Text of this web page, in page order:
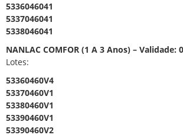
5336046041
5337046041
5338046041
NANLAC COMFOR (1 A 3 Anos) – Validade:
Lotes:
53360460V4
53370460V1
53380460V1
53390460V1
53390460V2